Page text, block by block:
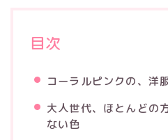
目次
コーラルピンクの、洋
大人世代、ほとんどの
ない色